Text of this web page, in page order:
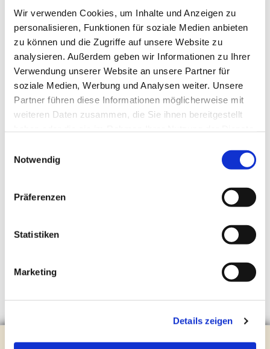
Wir verwenden Cookies, um Inhalte und Anzeigen zu
personalisieren, Funktionen für soziale Medien anbieten
zu können und die Zugriffe auf unsere Website zu
analysieren. Außerdem geben wir Informationen zu Ihrer
Verwendung unserer Website an unsere Partner für
soziale Medien, Werbung und Analysen weiter. Unsere
Partner führen diese Informationen möglicherweise mit
weiteren Daten zusammen, die Sie ihnen bereitgestellt
Notwendig
Präferenzen
Statistiken
Marketing
Details zeigen
Evangelische Kirchengemeinde Steinhagen